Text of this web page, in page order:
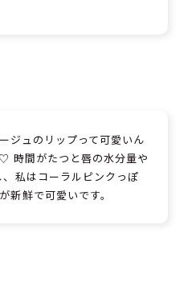
ジュのリップって可愛いん
時間がたつと唇の水分量や
私はコーラルピンクっぽ
新鮮で可愛いです。